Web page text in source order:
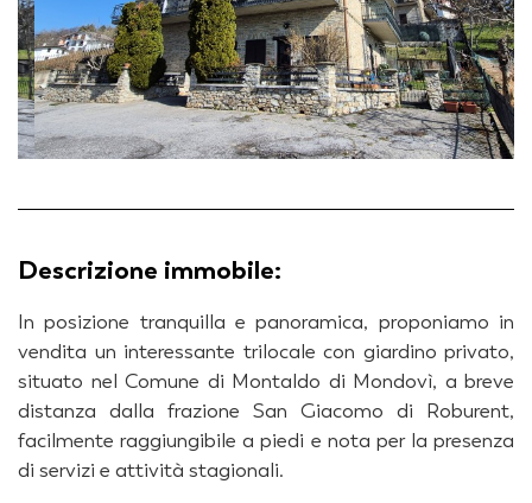
Descrizione immobile:
In posizione tranquilla e panoramica, proponiamo in
vendita un interessante trilocale con giardino privato,
situato nel Comune di Montaldo di Mondovì, a breve
distanza dalla frazione San Giacomo di Roburent,
facilmente raggiungibile a piedi e nota per la presenza
di servizi e attività stagionali.